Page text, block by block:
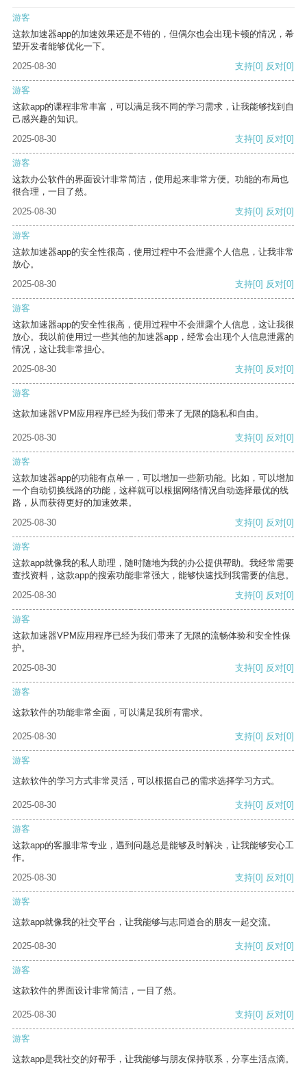
游客
这款加速器app的加速效果还是不错的，但偶尔也会出现卡顿的情况，希
望开发者能够优化一下。
2025-08-30
支持[0] 反对[0]
游客
这款app的课程非常丰富，可以满足我不同的学习需求，让我能够找到自
己感兴趣的知识。
2025-08-30
支持[0] 反对[0]
游客
这款办公软件的界面设计非常简洁，使用起来非常方便。功能的布局也
很合理，一目了然。
2025-08-30
支持[0] 反对[0]
游客
这款加速器app的安全性很高，使用过程中不会泄露个人信息，让我非常
放心。
2025-08-30
支持[0] 反对[0]
游客
这款加速器app的安全性很高，使用过程中不会泄露个人信息，这让我很
放心。我以前使用过一些其他的加速器app，经常会出现个人信息泄露的
情况，这让我非常担心。
2025-08-30
支持[0] 反对[0]
游客
这款加速器VPM应用程序已经为我们带来了无限的隐私和自由。
2025-08-30 支持[0] 反对[0]
游客
这款加速器app的功能有点单一，可以增加一些新功能。比如，可以增加
一个自动切换线路的功能，这样就可以根据网络情况自动选择最优的线
路，从而获得更好的加速效果。
2025-08-30
支持[0] 反对[0]
游客
这款app就像我的私人助理，随时随地为我的办公提供帮助。我经常需要
查找资料，这款app的搜索功能非常强大，能够快速找到我需要的信息。
2025-08-30
支持[0] 反对[0]
游客
这款加速器VPM应用程序已经为我们带来了无限的流畅体验和安全性保
护。
2025-08-30
支持[0] 反对[0]
游客
这款软件的功能非常全面，可以满足我所有需求。
2025-08-30 支持[0] 反对[0]
游客
这款软件的学习方式非常灵活，可以根据自己的需求选择学习方式。
2025-08-30 支持[0] 反对[0]
游客
这款app的客服非常专业，遇到问题总是能够及时解决，让我能够安心工
作。
2025-08-30
支持[0] 反对[0]
游客
这款app就像我的社交平台，让我能够与志同道合的朋友一起交流。
2025-08-30 支持[0] 反对[0]
游客
这款软件的界面设计非常简洁，一目了然。
2025-08-30 支持[0] 反对[0]
游客
这款app是我社交的好帮手，让我能够与朋友保持联系，分享生活点滴。